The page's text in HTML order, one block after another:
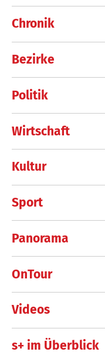
Chronik
Bezirke
Politik
Wirtschaft
Kultur
Sport
Panorama
OnTour
Videos
s+ im Überblick